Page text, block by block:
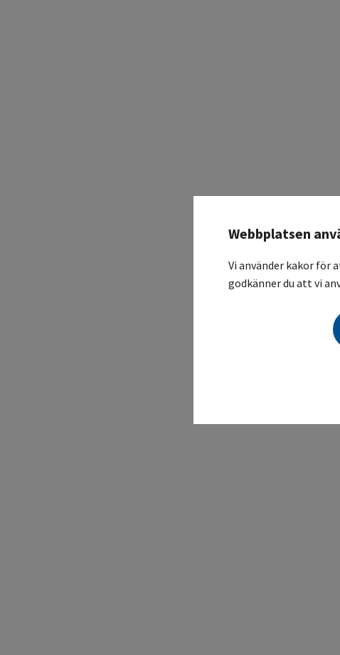
Webbplatsen
Vi använder kakor för
godkänner du att vi